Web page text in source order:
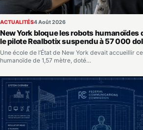
ACTUALITÉS4 Août 2026
New York bloque les robots humanoïdes
le pilote Realbotix suspendu à 57 000
Une école de l’État de New York devait accueillir
humanoïde de 1,57 mètre, doté…